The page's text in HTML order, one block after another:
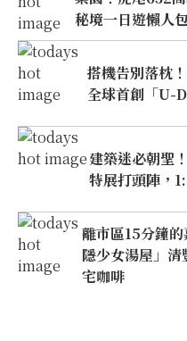
秘境一日遊懶人包
搭機告別落枕
全球首創「U-
建築迷必朝聖
特展打頭陣，
離市區15分鐘
隱少女湯屋」
宅咖啡